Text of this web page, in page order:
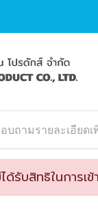
บถามรายละเอียดเ
รับสิทธิในการเข้